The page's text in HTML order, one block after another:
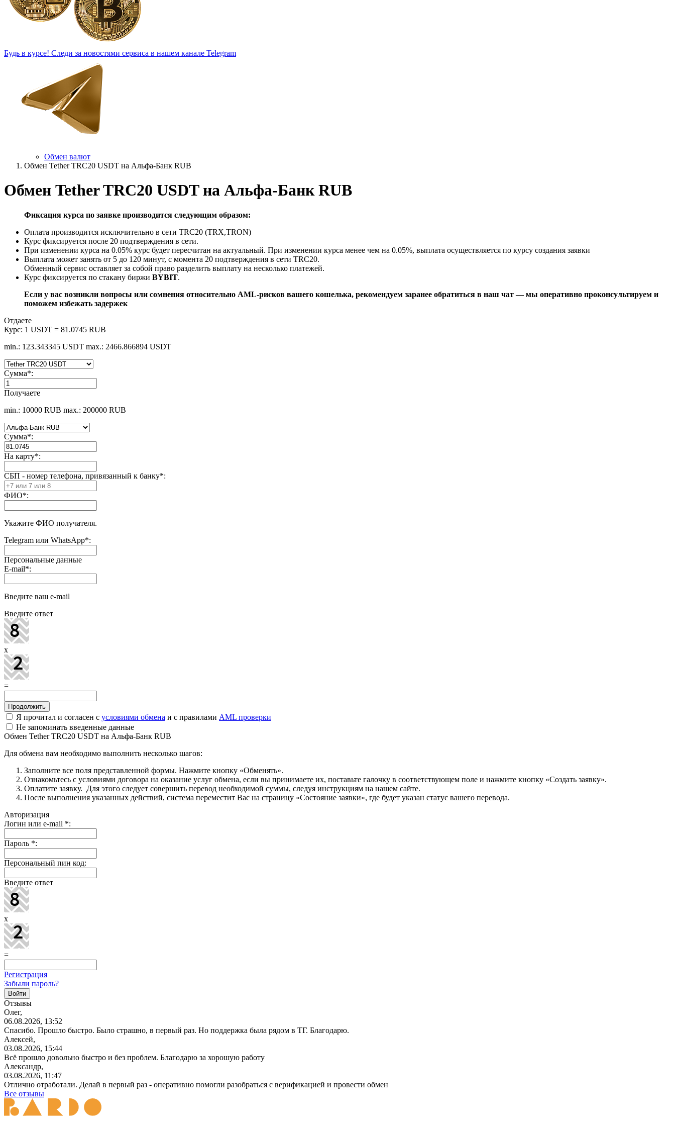
Будь в курсе! Следи за новостями сервиса в нашем канале Telegram
Обмен валют
Обмен Tether TRC20 USDT на Альфа-Банк RUB
Обмен Tether TRC20 USDT на Альфа-Банк RUB
Фиксация курса по заявке производится следующим образом:
Оплата производится исключительно в сети TRC20 (TRX,TRON)
Курс фиксируется после 20 подтверждения в сети.
При изменении курса на 0.05% курс будет пересчитан на актуальный. При изменении курса менее чем на 0.05%, выплата осуществляется по курсу создания заявки
Выплата может занять от 5 до 120 минут, с момента 20 подтверждения в сети TRC20.
Обменный сервис оставляет за собой право разделить выплату на несколько платежей.
Курс фиксируется по стакану биржи BYBIT.
Если у вас возникли вопросы или сомнения относительно AML-рисков вашего кошелька, рекомендуем заранее обратиться в наш чат — мы оперативно проконсультируем и
поможем избежать задержек
Отдаете
Курс: 1 USDT = 81.0745 RUB
min.: 123.343345 USDT max.: 2466.866894 USDT
Сумма*:
Получаете
min.: 10000 RUB max.: 200000 RUB
Сумма*:
На карту*:
СБП - номер телефона, привязанный к банку*:
ФИО*:
Укажите ФИО получателя.
Telegram или WhatsApp*:
Персональные данные
E-mail*:
Введите ваш e-mail
Введите ответ
x
=
Я прочитал и согласен с условиями обмена и с правилами AML проверки
Не запоминать введенные данные
Обмен Tether TRC20 USDT на Альфа-Банк RUB
Для обмена вам необходимо выполнить несколько шагов:
Заполните все поля представленной формы. Нажмите кнопку «Обменять».
Ознакомьтесь с условиями договора на оказание услуг обмена, если вы принимаете их, поставьте галочку в соответствующем поле и нажмите кнопку «Создать заявку».
Оплатите заявку. Для этого следует совершить перевод необходимой суммы, следуя инструкциям на нашем сайте.
После выполнения указанных действий, система переместит Вас на страницу «Состояние заявки», где будет указан статус вашего перевода.
Авторизация
Логин или e-mail *:
Пароль *:
Персональный пин код:
Введите ответ
x
=
Регистрация
Забыли пароль?
Отзывы
Олег,
06.08.2026, 13:52
Спасибо. Прошло быстро. Было страшно, в первый раз. Но поддержка была рядом в ТГ. Благодарю.
Алексей,
03.08.2026, 15:44
Всё прошло довольно быстро и без проблем. Благодарю за хорошую работу
Александр,
03.08.2026, 11:47
Отлично отработали. Делай в первый раз - оперативно помогли разобраться с верификацией и провести обмен
Все отзывы